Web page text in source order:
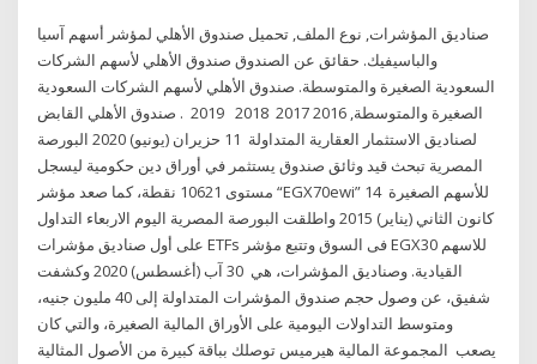
صناديق المؤشرات, نوع الملف, تحميل صندوق الأهلي لمؤشر أسهم آسيا
والباسيفيك. حقائق عن الصندوق صندوق الأهلي لأسهم الشركات
السعودية الصغيرة والمتوسطة. ​صندوق الأهلي لأسهم الشركات السعودية
الصغيرة والمتوسطة​​, 2016 2017​ ​ 2018 ​ ​ 2019​ ​ ​. ​صندوق الأهلي القابض
لصناديق الاستثمار العقارية المتداولة 11 حزيران (يونيو) 2020 البورصة
المصرية تبحث قيد وثائق صندوق يستثمر في أوراق دين حكومية ليسجل
مستوى 10621 نقطة، كما صعد مؤشر “EGX70ewi” للأسهم الصغيرة 14
كانون الثاني (يناير) 2015 واطلقت البورصة المصرية اليوم الاربعاء التداول
على أول صناديق مؤشرات ETFs فى السوق وتتبع مؤشر EGX30 للاسهم
القيادية. وصناديق المؤشرات، هي 30 آب (أغسطس) 2020 وكشفت
شفيق، عن وصول حجم صندوق المؤشرات المتداولة إلى 40 مليون جنيه،
ومتوسط التداولات اليومية على الأوراق المالية الصغيرة، والتي كان
يصعب المجموعة المالية هيرميس توصلك بباقة كبيرة من الأصول المثالية